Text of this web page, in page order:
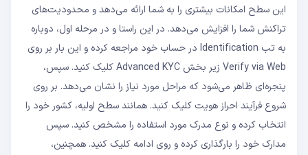
این سطح امکانات بیشتری را به شما ارائه می‌دهد و محدودیت‌های
تراکنش شما را افزایش می‌دهد. در این راستا و در مرحله اول، دوباره
به تب Identification در حساب خود مراجعه کرده و این بار بر روی
Verify via Web زیر بخش Advanced KYC کلیک کنید. سپس،
پنجره‌ای ظاهر می‌شود که مراحل مورد نیاز را نشان می‌دهد. بر روی
شروع فرآیند احراز هویت کلیک کنید. همانند سطح اولیه، کشور خود را
انتخاب کرده و نوع مدرک مورد استفاده را مشخص کنید. سپس
مدارک خود را بارگذاری کرده و روی ادامه کلیک کنید. همچنین،